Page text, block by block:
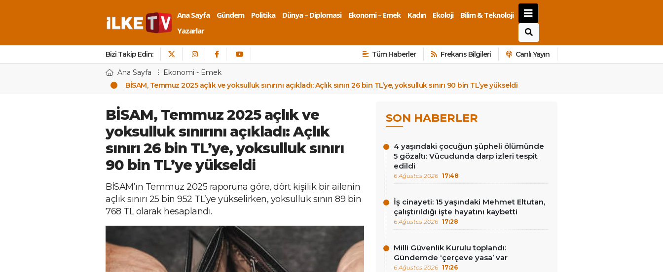
Ana Sayfa Gündem Politika Dünya – Diplomasi Ekonomi – Emek Kadın Ekoloji
Bilim & Teknoloji
Yazarlar
Bizi Takip Edin: Tüm Haberler Frekans Bilgileri Canlı Yayın
Ana Sayfa
Ekonomi - Emek
BİSAM, Temmuz 2025 açlık ve yoksulluk sınırını açıkladı: Açlık sınırı 26 bin TL’ye, yoksulluk sınırı 90 bin TL’ye yükseldi
BİSAM, Temmuz 2025 açlık ve
yoksulluk sınırını açıkladı: Açlık
sınırı 26 bin TL’ye, yoksulluk sınırı
90 bin TL’ye yükseldi
BİSAM’ın Temmuz 2025 raporuna göre, dört kişilik bir ailenin
açlık sınırı 25 bin 952 TL’ye yükselirken, yoksulluk sınırı 89 bin
768 TL olarak hesaplandı.
SON HABERLER
4 yaşındaki çocuğun şüpheli ölümünde
5 gözaltı: Vücudunda darp izleri tespit
edildi
6 Ağustos 2026 17:48
İş cinayeti: 15 yaşındaki Mehmet Eltutan,
çalıştırıldığı işte hayatını kaybetti
6 Ağustos 2026 17:28
Milli Güvenlik Kurulu toplandı:
Gündemde ‘çerçeve yasa’ var
6 Ağustos 2026 17:26